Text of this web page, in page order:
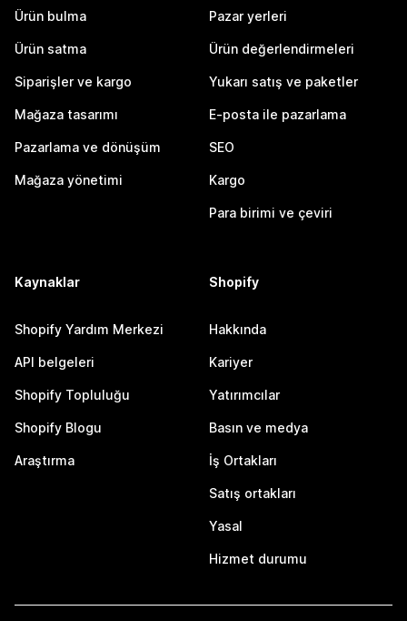
Ürün bulma
Ürün satma
Siparişler ve kargo
Mağaza tasarımı
Pazarlama ve dönüşüm
Mağaza yönetimi
Pazar yerleri
Ürün değerlendirmeleri
Yukarı satış ve paketler
E-posta ile pazarlama
SEO
Kargo
Para birimi ve çeviri
Kaynaklar
Shopify Yardım Merkezi
API belgeleri
Shopify Topluluğu
Shopify Blogu
Araştırma
Shopify
Hakkında
Kariyer
Yatırımcılar
Basın ve medya
İş Ortakları
Satış ortakları
Yasal
Hizmet durumu